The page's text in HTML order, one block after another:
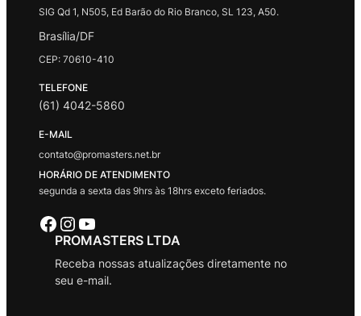
SIG Qd 1, N505, Ed Barão do Rio Branco, SL 123, A50.
Brasília/DF
CEP: 70610-410
TELEFONE
(61) 4042-5860
E-MAIL
contato@promasters.net.br
HORÁRIO DE ATENDIMENTO
segunda a sexta das 9hrs às 18hrs exceto feriados.
Facebook Instagram Youtube
PROMASTERS LTDA
Receba nossas atualizações diretamente no
seu e-mail.